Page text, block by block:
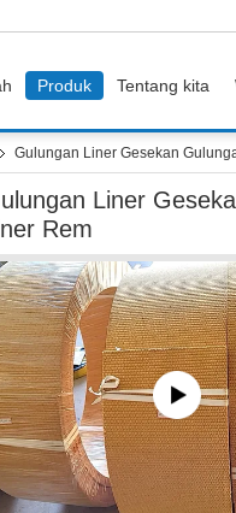
Produk Tentang kita
Gulungan Liner Gesekan
Liner
Rem